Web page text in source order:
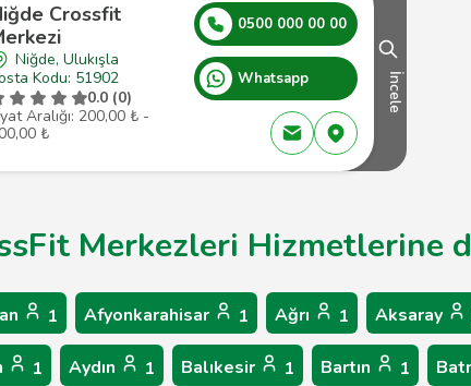
Crossfit
Niğde, Ulukışla
Kodu: 51902
0.0 (0)
Aralığı: 200,00 ₺ -
₺
0500 000 00 00
Whatsapp İncele
Merkezleri Hizmetlerine
1 Afyonkarahisar 1 Ağrı 1 Aksaray
1 Aydın 1 Balıkesir 1 Bartın 1